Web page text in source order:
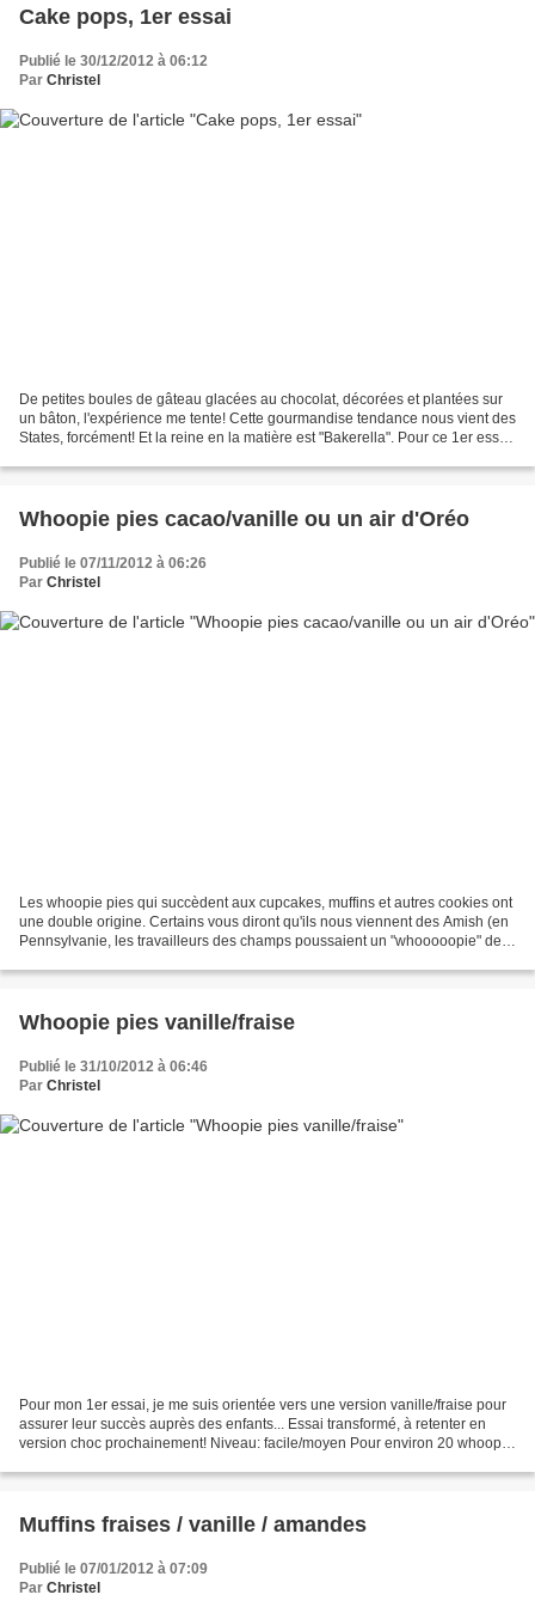
Cake pops, 1er essai
Publié le 30/12/2012 à 06:12
Par Christel
De petites boules de gâteau glacées au chocolat, décorées et plantées sur
un bâton, l'expérience me tente! Cette gourmandise tendance nous vient des
States, forcément! Et la reine en la matière est "Bakerella". Pour ce 1er essai,
Whoopie pies cacao/vanille ou un air d'Oréo
Publié le 07/11/2012 à 06:26
Par Christel
Les whoopie pies qui succèdent aux cupcakes, muffins et autres cookies ont
une double origine. Certains vous diront qu'ils nous viennent des Amish (en
Pennsylvanie, les travailleurs des champs poussaient un "whooooopie" de
Whoopie pies vanille/fraise
Publié le 31/10/2012 à 06:46
Par Christel
Pour mon 1er essai, je me suis orientée vers une version vanille/fraise pour
assurer leur succès auprès des enfants... Essai transformé, à retenter en
version choc prochainement! Niveau: facile/moyen Pour environ 20 whoopie
Muffins fraises / vanille / amandes
Publié le 07/01/2012 à 07:09
Par Christel